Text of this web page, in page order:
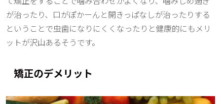
が治ったり、口がぽかーんと開きっぱなしが治ったりする
ということで虫歯になりにくくなったりと健康的にもメリ
ットが沢山あるそうです。
矯正のデメリット